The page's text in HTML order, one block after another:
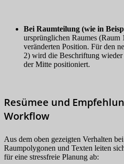
Bei Raumteilung (wie in
ursprünglichen Raumes (Raum
veränderten Position. Für den
2) wird die Beschriftung wieder
der Mitte positioniert.
Resümee und
Workflow
Aus dem oben gezeigten Verhalten
Raumpolygonen und Texten leiten
für eine stressfreie Planung ab: